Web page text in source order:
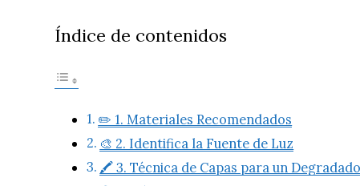
Índice de contenidos
✏️ 1. Materiales Recomendados
🎨 2. Identifica la Fuente de Luz
🖍️ 3. Técnica de Capas para un